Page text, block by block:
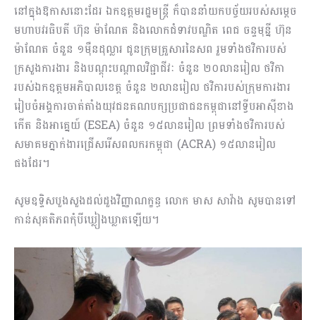
នៅក្នុងឱកាសនោះដែរ ឯកឧត្តមរដ្ឋមន្ត្រី ក៏បាននាំយកបច្ច័យរបស់សម្តេច
មហាបវរធិបតី ហ៊ុន ម៉ាណែត និងលោកជំទាវបណ្ឌិត ពេជ ចន្ទមុន្នី ហ៊ុន
ម៉ាណែត ចំនួន ១ម៉ឺនដុល្លារ ជូនក្រុមគ្រួសារនៃសព រួមទាំងថវិការបស់
ក្រសួងការងារ និងបណ្តុះបណ្តាលវិជ្ជាជីវៈ ចំនួន ២០លានរៀល ថវិកា
របស់ឯកឧត្តមអភិបាលខេត្ត ចំនួន ២លានរៀល ថវិការបស់ក្រុមការងារ
រៀបចំអង្គការចាត់តាំងយុវជនគណបក្សប្រជាជនកម្ពុជានៅទ្វីបអាស៊ីខាង
កើត និងអាគ្នេយ៍ (ESEA) ចំនួន ១៥លានរៀល ព្រមទាំងថវិការបស់
សមាគមភ្នាក់ងារជ្រើសរើសពលករកម្ពុជា (ACRA) ១៥លានរៀល
ផងដែរ។
សូមឧទ្ទិសបួងសួងដល់ដួងវិញ្ញាណក្ខន្ធ លោក មាស សាវ៉ាង សូមបានទៅ
កាន់សុគតិភពកុំបីឃ្លៀងឃ្លាតឡើយ។